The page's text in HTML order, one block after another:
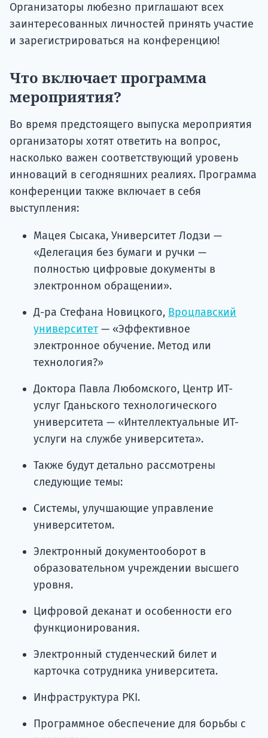
Организаторы любезно приглашают всех
заинтересованных личностей принять участие
и зарегистрироваться на конференцию!
Что включает программа
мероприятия?
Во время предстоящего выпуска мероприятия
организаторы хотят ответить на вопрос,
насколько важен соответствующий уровень
инноваций в сегодняшних реалиях. Программа
конференции также включает в себя
выступления:
Мацея Сысака, Университет Лодзи —
«Делегация без бумаги и ручки —
полностью цифровые документы в
электронном обращении».
Д-ра Стефана Новицкого, Вроцлавский
университет — «Эффективное
электронное обучение. Метод или
технология?»
Доктора Павла Любомского, Центр ИТ-
услуг Гданьского технологического
университета — «Интеллектуальные ИТ-
услуги на службе университета».
Также будут детально рассмотрены
следующие темы:
Системы, улучшающие управление
университетом.
Электронный документооборот в
образовательном учреждении высшего
уровня.
Цифровой деканат и особенности его
функционирования.
Электронный студенческий билет и
карточка сотрудника университета.
Инфраструктура PKI.
Программное обеспечение для борьбы с